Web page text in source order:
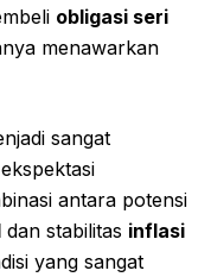
obligasi seri
menawarkan
sangat
antara potensi
dan stabilitas inflasi
yang sangat